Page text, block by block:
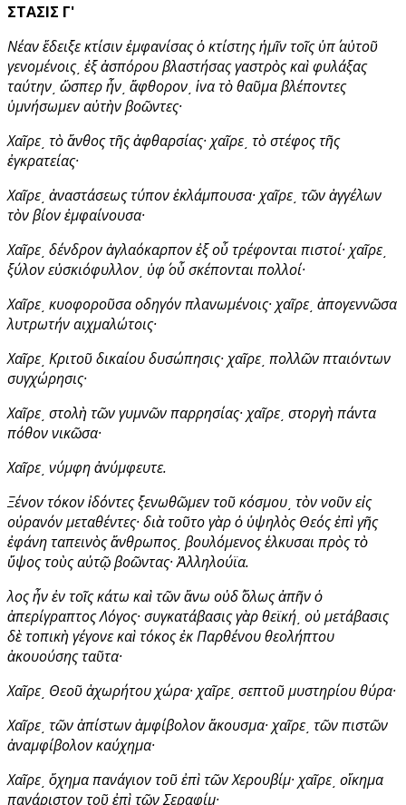
ΣΤΑΣΙΣ Γ'
Νέαν ἔδειξε κτίσιν ἐμφανίσας ὁ κτίστης ἡμῖν τοῖς ὑπ΄ αὐτοῦ
γενομένοις͵ ἐξ ἀσπόρου βλαστήσας γαστρὸς καὶ φυλάξας
ταύτην͵ ὥσπερ ἦν͵ ἄφθορον͵ ἱνα τὸ θαῦμα βλέποντες
ὑμνήσωμεν αὐτὴν βοῶντες·
Χαῖρε͵ τὸ ἄνθος τῆς ἀφθαρσίας· χαῖρε͵ τὸ στέφος τῆς
ἐγκρατείας·
Χαῖρε͵ ἀναστάσεως τύπον ἐκλάμπουσα· χαῖρε͵ τῶν ἀγγέλων
τὸν βίον ἐμφαίνουσα·
Χαῖρε͵ δένδρον ἀγλαόκαρπον ἐξ οὗ τρέφονται πιστοί· χαῖρε͵
ξύλον εὐσκιόφυλλον͵ ὑφ΄ οὗ σκέπονται πολλοί·
Χαῖρε͵ κυοφοροῦσα οδηγόν πλανωμένοις· χαῖρε͵ ἀπογεννῶσα
λυτρωτήν αιχμαλώτοις·
Χαῖρε͵ Κριτοῦ δικαίου δυσώπησις· χαῖρε͵ πολλῶν πταιόντων
συγχώρησις·
Χαῖρε͵ στολὴ τῶν γυμνῶν παρρησίας· χαῖρε͵ στοργὴ πάντα
πόθον νικῶσα·
Χαῖρε͵ νύμφη ἀνύμφευτε.
Ξένον τόκον ἰδόντες ξενωθῶμεν τοῦ κόσμου͵ τὸν νοῦν εἰς
οὐρανόν μεταθέντες· διὰ τοῦτο γὰρ ὁ ὑψηλὸς Θεός ἐπὶ γῆς
ἐφάνη ταπεινὸς ἄνθρωπος͵ βουλόμενος ἑλκυσαι πρὸς τὸ
ὕψος τοὺς αὐτῷ βοῶντας· Ἀλληλούϊα.
Ὅλος ἦν ἐν τοῖς κάτω καὶ τῶν ἄνω οὐδ΄ ὅλως ἀπῆν ὁ
ἀπερίγραπτος Λόγος· συγκατάβασις γὰρ θεϊκή͵ οὐ μετάβασις
δὲ τοπικὴ γέγονε καὶ τόκος ἐκ Παρθένου θεολήπτου
ἀκουούσης ταῦτα·
Χαῖρε͵ Θεοῦ ἀχωρήτου χώρα· χαῖρε͵ σεπτοῦ μυστηρίου θύρα·
Χαῖρε͵ τῶν ἀπίστων ἀμφίβολον ἄκουσμα· χαῖρε͵ τῶν πιστῶν
ἀναμφίβολον καύχημα·
Χαῖρε͵ ὄχημα πανάγιον τοῦ ἐπὶ τῶν Χερουβίμ· χαῖρε͵ οἴκημα
πανάριστον τοῦ ἐπὶ τῶν Σεραφίμ·